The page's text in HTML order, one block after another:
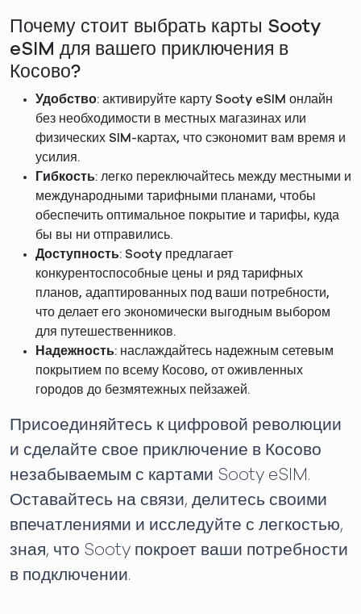
Почему стоит выбрать карты Sooty
eSIM для вашего приключения в
Косово?
Удобство: активируйте карту Sooty eSIM онлайн
без необходимости в местных магазинах или
физических SIM-картах, что сэкономит вам время и
усилия.
Гибкость: легко переключайтесь между местными и
международными тарифными планами, чтобы
обеспечить оптимальное покрытие и тарифы, куда
бы вы ни отправились.
Доступность: Sooty предлагает
конкурентоспособные цены и ряд тарифных
планов, адаптированных под ваши потребности,
что делает его экономически выгодным выбором
для путешественников.
Надежность: наслаждайтесь надежным сетевым
покрытием по всему Косово, от оживленных
городов до безмятежных пейзажей.
Присоединяйтесь к цифровой революции
и сделайте свое приключение в Косово
незабываемым с картами Sooty eSIM.
Оставайтесь на связи, делитесь своими
впечатлениями и исследуйте с легкостью,
зная, что Sooty покроет ваши потребности
в подключении.